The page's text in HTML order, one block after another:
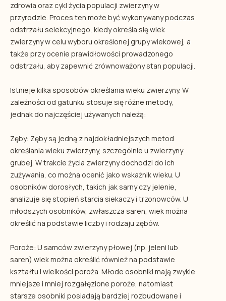
zdrowia oraz cykl życia populacji zwierzyny w
przyrodzie. Proces ten może być wykonywany podczas
odstrzału selekcyjnego, kiedy określa się wiek
zwierzyny w celu wyboru określonej grupy wiekowej, a
także przy ocenie prawidłowości prowadzonego
odstrzału, aby zapewnić zrównoważony stan populacji.
Istnieje kilka sposobów określania wieku zwierzyny. W
zależności od gatunku stosuje się różne metody,
jednak do najczęściej używanych należą:
Zęby: Zęby są jedną z najdokładniejszych metod
określania wieku zwierzyny, szczególnie u zwierzyny
grubej. W trakcie życia zwierzyny dochodzi do ich
zużywania, co można ocenić jako wskaźnik wieku. U
osobników dorosłych, takich jak sarny czy jelenie,
analizuje się stopień starcia siekaczy i trzonowców. U
młodszych osobników, zwłaszcza saren, wiek można
określić na podstawie liczby i rodzaju zębów.
Poroże: U samców zwierzyny płowej (np. jeleni lub
saren) wiek można określić również na podstawie
kształtu i wielkości poroża. Młode osobniki mają zwykle
mniejsze i mniej rozgałęzione poroże, natomiast
starsze osobniki posiadają bardziej rozbudowane i